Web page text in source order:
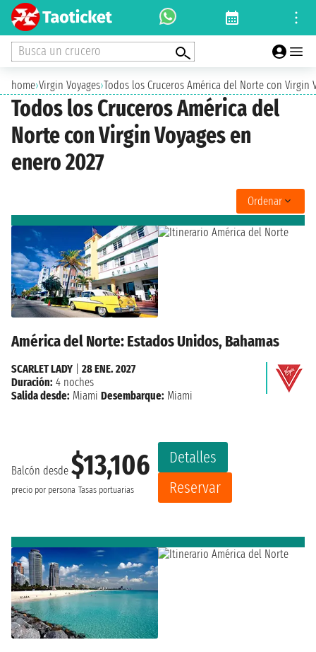
Busca un crucero
home›Virgin Voyages›Todos los Cruceros América del Norte con Virgin
Todos los Cruceros América del
Norte con Virgin Voyages en
enero 2027
Ordenar
América del Norte: Estados Unidos, Bahamas
Balcón desde $13,106
precio por persona Tasas portuarias
Detalles
Reservar
SCARLET LADY
28 ENE. 2027
Duración: 4 noches
Salida desde: Miami Desembarque: Miami